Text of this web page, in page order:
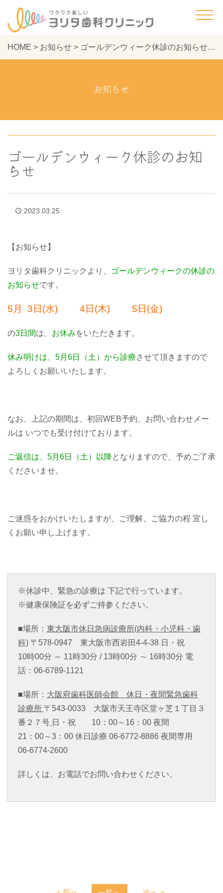
HOME > お知らせ > ゴールデンウィーク休診のお知らせ - ヨリタ歯科クリニック
お知らせ
ゴールデンウィーク休診のお知
らせ
access_time 2023.03.25
【お知らせ】
ヨリタ歯科クリニックより、
ゴールデンウィークの休診の
お知らせです。
5月 3日(水) 4日(木) 5日(金)
の3日間は、 お休みをいただきます。
休み明けは 5月6日（土） から診療させて頂きますので
よろしくお願いいたします。
なお、 上記の期間は、 初回WEB予約、お問い合わせメー
ルは いつでも受け付けております。
ご返信は、5月6日（土）以降となりますので、予めご了承
くださいませ。
ご迷惑をおかけいたしますが、 ご理解、ご協力の程 宜し
くお願い申し上げます。
※休診中、緊急の診療は 下記で行っています。
※健康保険証を必ずご持参ください。
■場所： 東大阪市休日急病診療所(内科・小児科・歯
科) 〒578-0947 東大阪市西岩田4-4-38 日・祝
10時00分 ～ 11時30分 / 13時00分 ～ 16時30分 電
話：06-6789-1121
■場所： 大阪府歯科医師会館 休日・夜間緊急歯科
診療所 〒543-0033 大阪市天王寺区堂ヶ芝１丁目３
番２７号 日・祝 10：00～16：00 夜間
21：00～3：00 休日診療 06-6772-8886 夜間専用
06-6774-2600
詳しくは、お電話でお問い合わせください。